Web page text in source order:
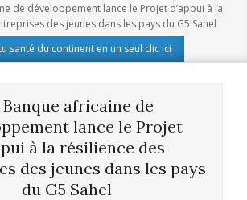
de développement lance le Projet d’appui à la
des jeunes dans les pays du G5 Sahel
santé du continent en un seul clic ici
Banque africaine de
lance le Projet
à la résilience des
des jeunes dans les pays
du G5 Sahel